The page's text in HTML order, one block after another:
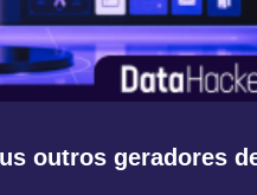
outros geradores